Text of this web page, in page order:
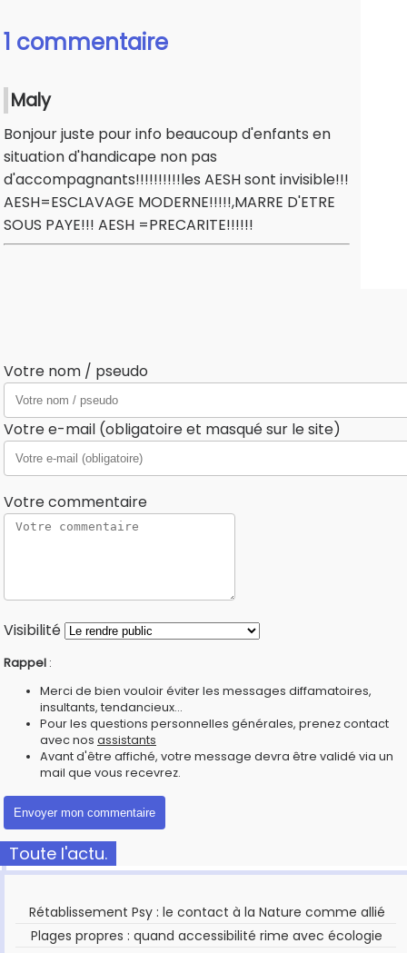
1 commentaire
Maly
Bonjour juste pour info beaucoup d'enfants en
situation d'handicape non pas
d'accompagnants!!!!!!!!!!les AESH sont invisible!!!
AESH=ESCLAVAGE MODERNE!!!!!,MARRE D'ETRE
SOUS PAYE!!! AESH =PRECARITE!!!!!!
Votre nom / pseudo
Votre e-mail (obligatoire et masqué sur le site)
Votre commentaire
Visibilité
Rappel :
Merci de bien vouloir éviter les messages diffamatoires,
insultants, tendancieux...
Pour les questions personnelles générales, prenez contact
avec nos assistants
Avant d'être affiché, votre message devra être validé via un
mail que vous recevrez.
Toute l'actu.
Rétablissement Psy : le contact à la Nature comme allié
Plages propres : quand accessibilité rime avec écologie